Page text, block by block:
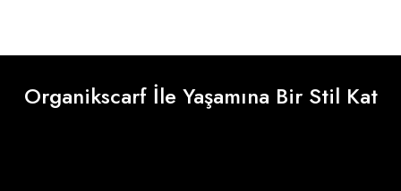
Organikscarf İle Yaşamına Bir Stil Kat